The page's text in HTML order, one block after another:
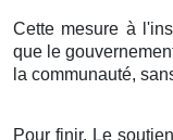
Cette mesure à
que le
la communauté,
Pour finir, Le